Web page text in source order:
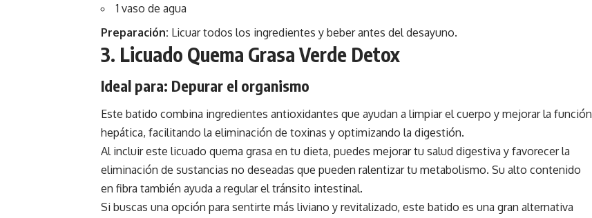
1 vaso de agua
Preparación: Licuar todos los ingredientes y beber antes del desayuno.
3. Licuado Quema Grasa Verde Detox
Ideal para: Depurar el organismo
Este batido combina ingredientes antioxidantes que ayudan a limpiar el cuerpo y mejorar la función
hepática, facilitando la eliminación de toxinas y optimizando la digestión.
Al incluir este licuado quema grasa en tu dieta, puedes mejorar tu salud digestiva y favorecer la
eliminación de sustancias no deseadas que pueden ralentizar tu metabolismo. Su alto contenido
en fibra también ayuda a regular el tránsito intestinal.
Si buscas una opción para sentirte más liviano y revitalizado, este batido es una gran alternativa